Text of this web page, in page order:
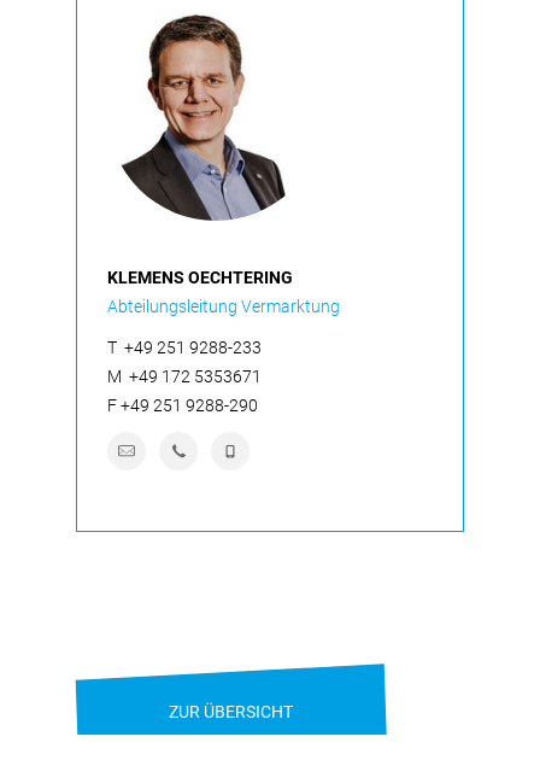
KLEMENS OECHTERING
Abteilungsleitung Vermarktung
T +49 251 9288-233
M +49 172 5353671
F+49 251 9288-290
ZUR ÜBERSICHT